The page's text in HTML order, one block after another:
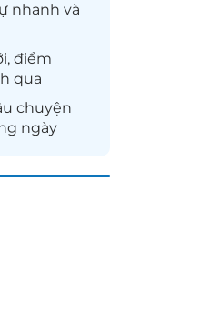
nhanh và
, điểm
qua
chuyện
ngày